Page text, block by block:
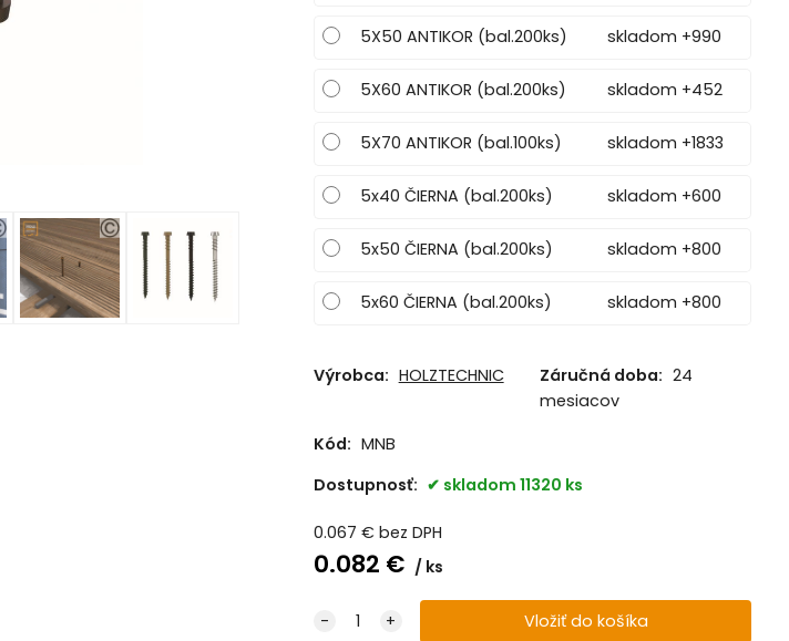
5X50 ANTIKOR (bal.200ks) skladom +990
5X60 ANTIKOR (bal.200ks) skladom +452
5X70 ANTIKOR (bal.100ks) skladom +1833
5x40 ČIERNA (bal.200ks) skladom +600
5x50 ČIERNA (bal.200ks) skladom +800
5x60 ČIERNA (bal.200ks) skladom +800
Výrobca: HOLZTECHNIC Záručná doba: 24
mesiacov
Kód: MNB
Dostupnosť:
skladom 11320 ks
0.067 € bez DPH
0.082 € ks